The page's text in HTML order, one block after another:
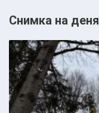
Снимка на деня